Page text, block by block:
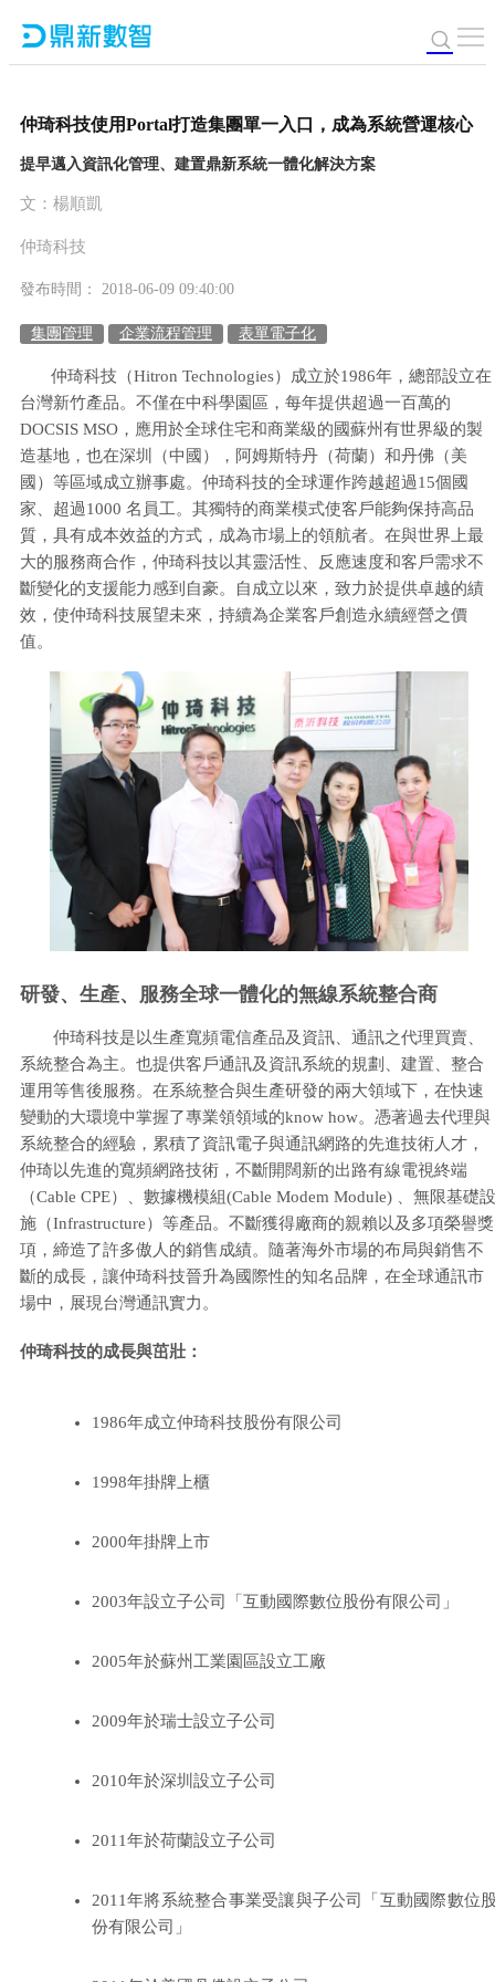
仲琦科技使用Portal打造集團單一入口，成為系統營運核心
提早邁入資訊化管理、建置鼎新系統一體化解決方案
文：楊順凱
仲琦科技
發布時間： 2018-06-09 09:40:00
集團管理 企業流程管理 表單電子化
仲琦科技（Hitron Technologies）成立於1986年，總部設立在
台灣新竹產品。不僅在中科學園區，每年提供超過一百萬的
DOCSIS MSO，應用於全球住宅和商業級的國蘇州有世界級的製
造基地，也在深圳（中國），阿姆斯特丹（荷蘭）和丹佛（美
國）等區域成立辦事處。仲琦科技的全球運作跨越超過15個國
家、超過1000 名員工。其獨特的商業模式使客戶能夠保持高品
質，具有成本效益的方式，成為市場上的領航者。在與世界上最
大的服務商合作，仲琦科技以其靈活性、反應速度和客戶需求不
斷變化的支援能力感到自豪。自成立以來，致力於提供卓越的績
效，使仲琦科技展望未來，持續為企業客戶創造永續經營之價
值。
研發、生產、服務全球一體化的無線系統整合商
仲琦科技是以生產寬頻電信產品及資訊、通訊之代理買賣、
系統整合為主。也提供客戶通訊及資訊系統的規劃、建置、整合
運用等售後服務。在系統整合與生產研發的兩大領域下，在快速
變動的大環境中掌握了專業領領域的know how。憑著過去代理與
系統整合的經驗，累積了資訊電子與通訊網路的先進技術人才，
仲琦以先進的寬頻網路技術，不斷開闊新的出路有線電視終端
（Cable CPE）、數據機模組(Cable Modem Module) 、無限基礎設
施（Infrastructure）等產品。不斷獲得廠商的親賴以及多項榮譽獎
項，締造了許多傲人的銷售成績。隨著海外市場的布局與銷售不
斷的成長，讓仲琦科技晉升為國際性的知名品牌，在全球通訊市
場中，展現台灣通訊實力。
仲琦科技的成長與茁壯：
1986年成立仲琦科技股份有限公司
1998年掛牌上櫃
2000年掛牌上市
2003年設立子公司「互動國際數位股份有限公司」
2005年於蘇州工業園區設立工廠
2009年於瑞士設立子公司
2010年於深圳設立子公司
2011年於荷蘭設立子公司
2011年將系統整合事業受讓與子公司「互動國際數位
份有限公司」